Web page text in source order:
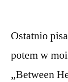
Ostatnio
potem w
„Between